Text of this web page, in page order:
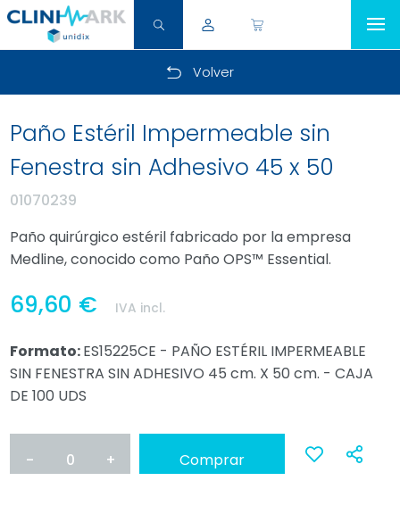
Volver
Paño Estéril Impermeable sin
Fenestra sin Adhesivo 45 x 50
01070239
Paño quirúrgico estéril fabricado por la empresa
Medline, conocido como Paño OPS™ Essential.
69,60 € IVA incl.
Formato:ES15225CE - PAÑO ESTÉRIL IMPERMEABLE
SIN FENESTRA SIN ADHESIVO 45 cm. X 50 cm. - CAJA
DE 100 UDS
- 0 + Comprar